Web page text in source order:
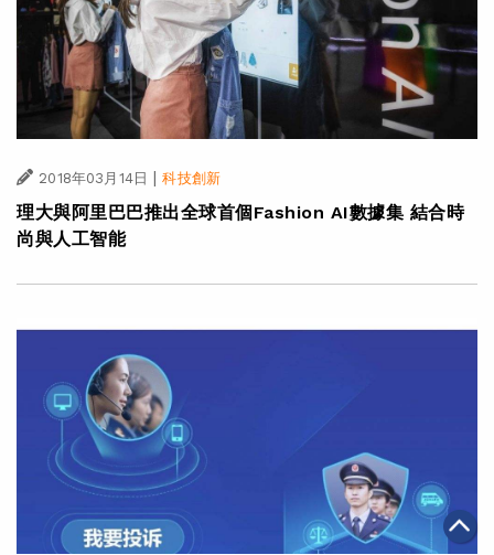
2018年03月14日 科技創新
理大與阿里巴巴推出全球首個Fashion AI數據集 結合時
尚與人工智能